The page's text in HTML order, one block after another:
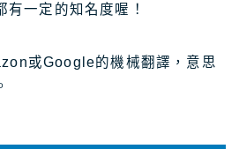
一定的知名度喔！
或Google的機械翻譯，意思